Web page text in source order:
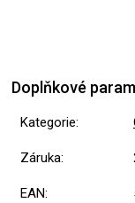
Doplňkové
Kategorie:
Záruka:
EAN: